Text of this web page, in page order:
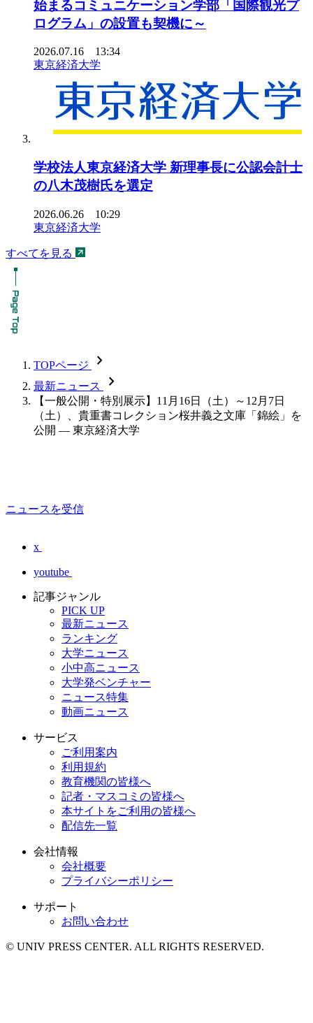
始まるコミュニケーション学部「国際観光プ
ログラム」の設置も契機に～
2026.07.16 13:34
東京経済大学
学校法人東京経済大学 新理事長に公認会計士
の八木茂樹氏を選定
2026.06.26 10:29
東京経済大学
すべてを見る
TOPページ chevron_forward
最新ニュース chevron_forward
【一般公開・特別展示】11月16日（土）～12月7日
（土）、貴重書コレクション桜井義之文庫「錦絵」を
公開 — 東京経済大学
ニュースを受信
x
youtube
記事ジャンル
PICK UP
最新ニュース
ランキング
大学ニュース
小中高ニュース
大学発ベンチャー
ニュース特集
動画ニュース
サービス
ご利用案内
利用規約
教育機関の皆様へ
記者・マスコミの皆様へ
本サイトをご利用の皆様へ
配信先一覧
会社情報
会社概要
プライバシーポリシー
サポート
お問い合わせ
© UNIV PRESS CENTER. ALL RIGHTS RESERVED.